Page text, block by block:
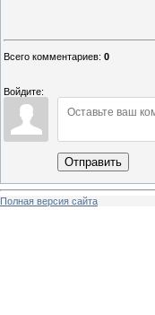
Всего комментариев: 0
Войдите:
Отправить
Полная версия сайта